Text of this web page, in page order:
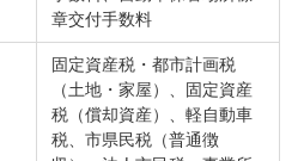
章交付手数料
固定資産税・都市計画税
（土地・家屋）、固定資産
税（償却資産）、軽自動車
税、市県民税（普通徴